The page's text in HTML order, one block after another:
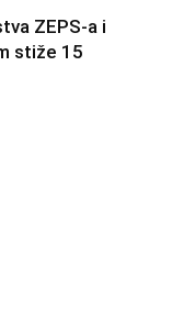
ZEPS-a i
stiže 15